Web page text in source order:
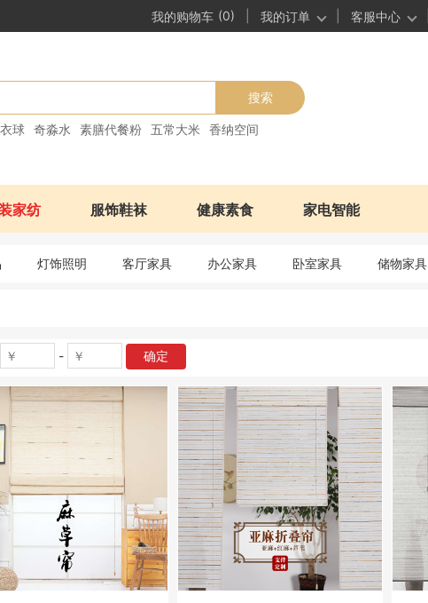
我的购物车 (0) 我的订单 客服中心
搜索
球 奇淼水 素膳代餐粉 五常大米
香纳空间
家纺 服饰鞋袜 健康素食 家电智能
灯饰照明 客厅家具 办公家具 卧室家具 储物家具
- 确定